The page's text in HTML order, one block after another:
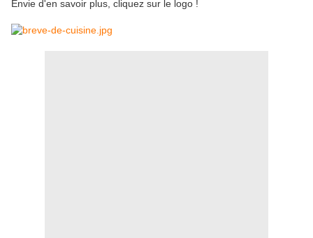
Envie d'en savoir plus, cliquez sur le logo !